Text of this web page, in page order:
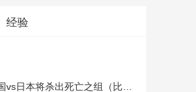
经验